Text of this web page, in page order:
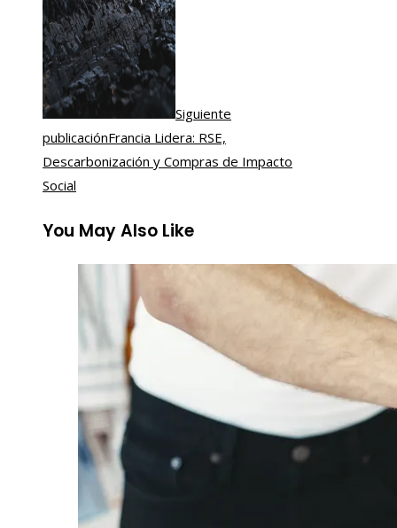
Siguiente
publicaciónFrancia Lidera: RSE,
Descarbonización y Compras de Impacto
Social
You May Also Like